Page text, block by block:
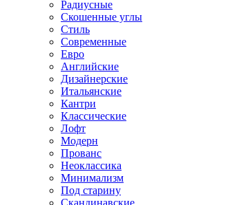
Радиусные
Скошенные углы
Стиль
Современные
Евро
Английские
Дизайнерские
Итальянские
Кантри
Классические
Лофт
Модерн
Прованс
Неоклассика
Минимализм
Под старину
Скандинавские